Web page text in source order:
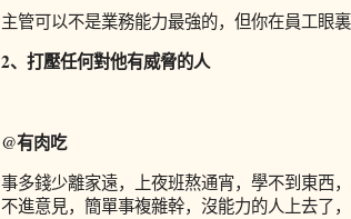
主管可以不是業務能力最強的，但你在員工眼
2、打壓任何對他有威脅的人
@有肉吃
事多錢少離家遠，上夜班熬通宵，學不到東西
不進意見，簡單事複雜幹，沒能力的人上去了，